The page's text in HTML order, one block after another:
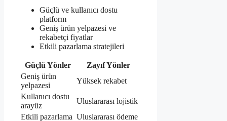
Güçlü ve kullanıcı dostu
platform
Geniş ürün yelpazesi ve
rekabetçi fiyatlar
Etkili pazarlama stratejileri
Güçlü Yönler
Zayıf Yönler
Geniş ürün
yelpazesi
Yüksek rekabet
Kullanıcı dostu
arayüz
Uluslararası lojistik
Etkili pazarlama Uluslararası ödeme